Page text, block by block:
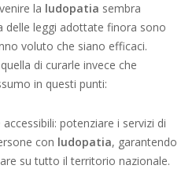
la ludopatia sembra
delle leggi adottate finora sono
voluto che siano efficaci.
di curarle invece che
in questi punti:
potenziare i servizi di
con ludopatia, garantendo
su tutto il territorio nazionale.